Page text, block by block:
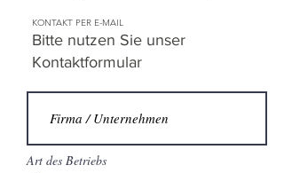
KONTAKT PER E-MAIL
Bitte nutzen Sie unser
Kontaktformular
Art des Betriebs